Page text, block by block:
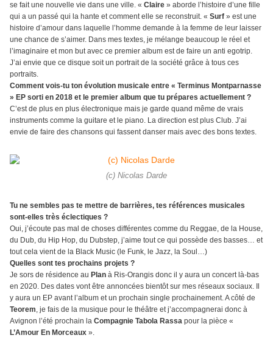
se fait une nouvelle vie dans une ville. « Claire » aborde l’histoire d’une fille
qui a un passé qui la hante et comment elle se reconstruit. « Surf » est une
histoire d’amour dans laquelle l’homme demande à la femme de leur laisser
une chance de s’aimer. Dans mes textes, je mélange beaucoup le réel et
l’imaginaire et mon but avec ce premier album est de faire un anti egotrip.
J’ai envie que ce disque soit un portrait de la société grâce à tous ces
portraits.
Comment vois-tu ton évolution musicale entre « Terminus Montparnasse
» EP sorti en 2018 et le premier album que tu prépares actuellement ?
C’est de plus en plus électronique mais je garde quand même de vrais
instruments comme la guitare et le piano. La direction est plus Club. J’ai
envie de faire des chansons qui fassent danser mais avec des bons textes.
(c) Nicolas Darde
Tu ne sembles pas te mettre de barrières, tes références musicales
sont-elles très éclectiques ?
Oui, j’écoute pas mal de choses différentes comme du Reggae, de la House,
du Dub, du Hip Hop, du Dubstep, j’aime tout ce qui possède des basses… et
tout cela vient de la Black Music (le Funk, le Jazz, la Soul…)
Quelles sont tes prochains projets ?
Je sors de résidence au Plan à Ris-Orangis donc il y aura un concert là-bas
en 2020. Des dates vont être annoncées bientôt sur mes réseaux sociaux. Il
y aura un EP avant l’album et un prochain single prochainement. A côté de
Teorem, je fais de la musique pour le théâtre et j’accompagnerai donc à
Avignon l’été prochain la Compagnie Tabola Rassa pour la pièce «
L’Amour En Morceaux ».